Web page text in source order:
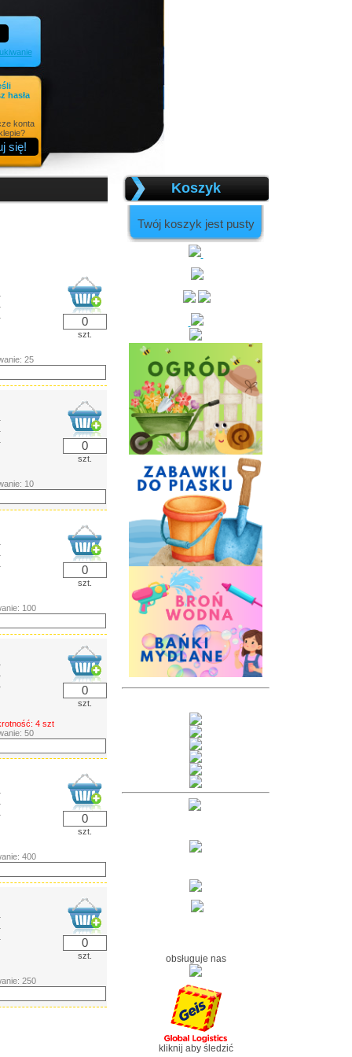
hasła
konta
szt.
25
szt.
10
szt.
100
szt.
4 szt
50
szt.
400
szt.
250
Koszyk
Twój koszyk jest pusty
obsługuje nas
kliknij aby śledzić